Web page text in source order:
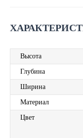
Высота
Глубина
Ширина
Материал
Цвет